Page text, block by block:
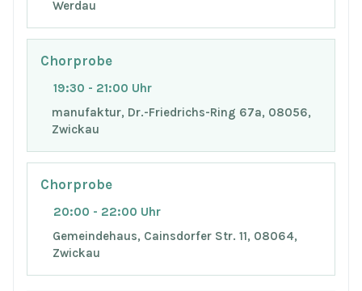
Werdau
Chorprobe
19:30 - 21:00 Uhr
manufaktur, Dr.-Friedrichs-Ring 67a, 08056,
Zwickau
Chorprobe
20:00 - 22:00 Uhr
Gemeindehaus, Cainsdorfer Str. 11, 08064,
Zwickau